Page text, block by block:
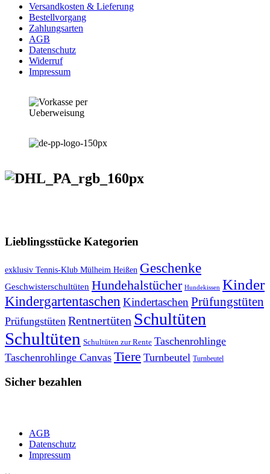
Versandkosten & Lieferung
Bestellvorgang
Zahlungsarten
AGB
Datenschutz
Widerruf
Impressum
Lieblingsstücke Kategorien
exklusiv Tennis-Klub Mülheim Heißen Geschenke
Geschwisterschultüten Hundehalstücher Hundekissen Kinder
Kindergartentaschen Kindertaschen Prüfungstüten
Prüfungstüten Rentnertüten Schultüten
Schultüten Schultüten zur Rente Taschenrohlinge
Taschenrohlinge Canvas Tiere Turnbeutel Turnbeutel
Sicher bezahlen
AGB
Datenschutz
Impressum